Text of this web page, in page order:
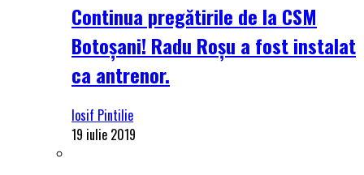
Continua pregătirile de la CSM
Botoșani! Radu Roșu a fost instalat
ca antrenor.
Iosif Pintilie
19 iulie 2019